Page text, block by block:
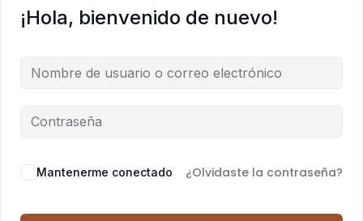
¡Hola, bienvenido de nuevo!
Mantenerme conectado ¿Olvidaste la contraseña?